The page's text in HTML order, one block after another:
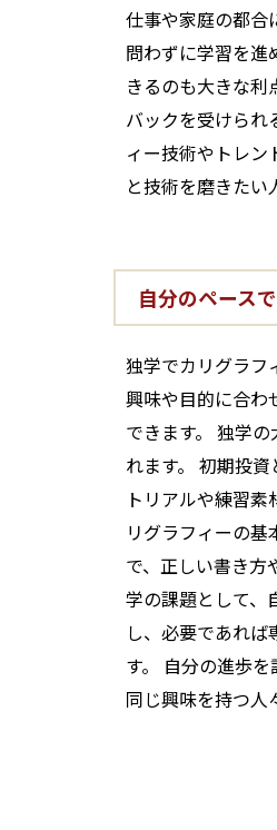
仕事や家庭の都合
問わずに学習を進
きるのも大きな
バックを受けられ
ィー技術やトレ
と技術を磨きたい
自分のペース
独学でカリグラフ
興味や目的に合わ
できます。 独学
れます。 初期投
トリアルや練習
リグラフィーの
で、正しい書き方
学の課題として、
し、必要であれ
す。 自分の進歩
同じ興味を持つ人